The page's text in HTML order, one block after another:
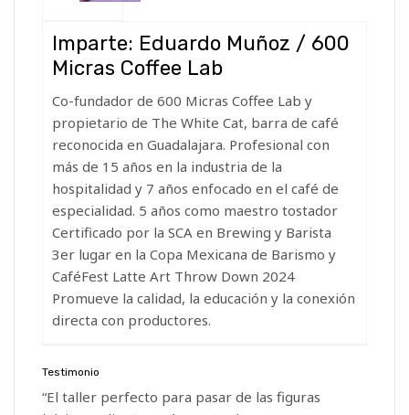
Imparte: Eduardo Muñoz / 600
Micras Coffee Lab
Co-fundador de 600 Micras Coffee Lab y
propietario de The White Cat, barra de café
reconocida en Guadalajara. Profesional con
más de 15 años en la industria de la
hospitalidad y 7 años enfocado en el café de
especialidad. 5 años como maestro tostador
Certificado por la SCA en Brewing y Barista
3er lugar en la Copa Mexicana de Barismo y
CaféFest Latte Art Throw Down 2024
Promueve la calidad, la educación y la conexión
directa con productores.
Testimonio
“El taller perfecto para pasar de las figuras